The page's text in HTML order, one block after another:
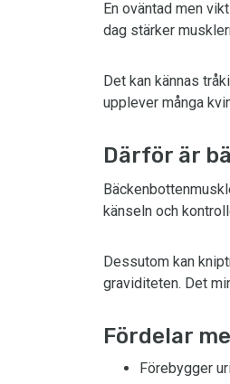
En oväntad men
dag stärker
Det kan kännas
upplever många
Därför är
känseln och
Dessutom kan
graviditeten. Det
Fördelar
Förebygger